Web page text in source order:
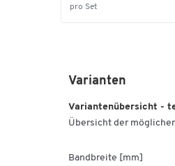
pro Set
Varianten
Variantenübersicht -
Übersicht der
Bandbreite [mm]